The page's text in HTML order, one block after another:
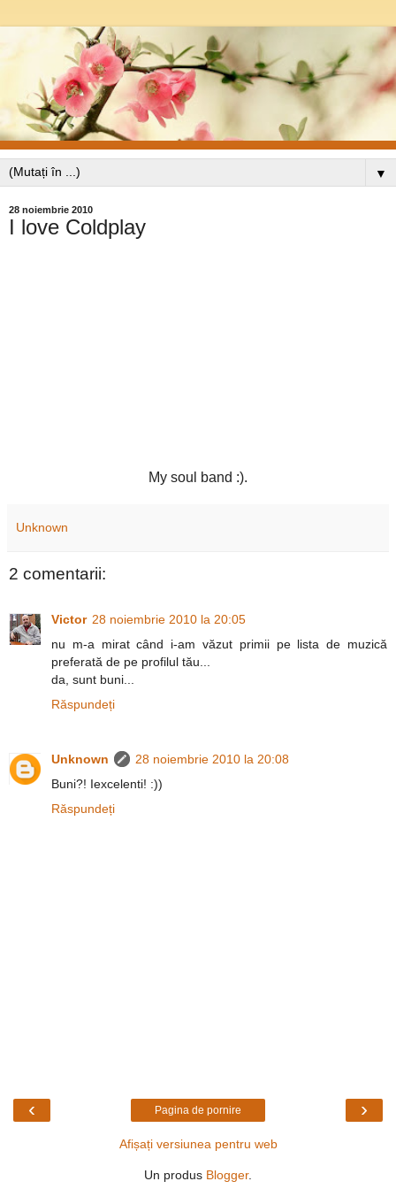
▼
28 noiembrie 2010
I love Coldplay
My soul band :).
Unknown
2 comentarii:
Victor 28 noiembrie 2010 la 20:05
nu m-a mirat când i-am văzut primii pe lista de muzică
preferată de pe profilul tău...
da, sunt buni...
Răspundeți
Unknown
28 noiembrie 2010 la 20:08
Buni?! Iexcelenti! :))
Răspundeți
‹ ›
Pagina de pornire
Afișați versiunea pentru web
Un produs Blogger.